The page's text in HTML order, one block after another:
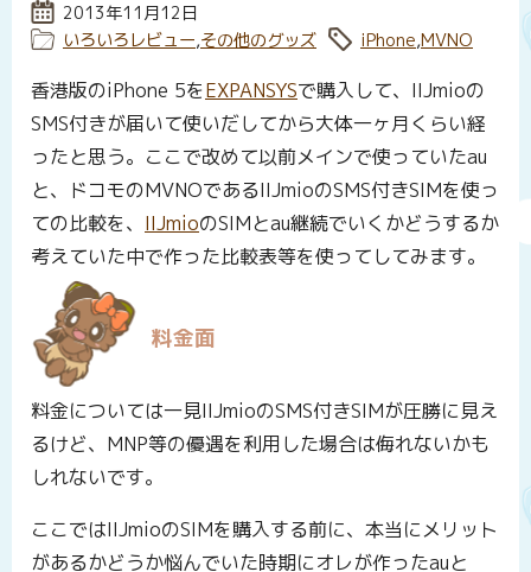
投稿日:
2013年11月12日
カテゴリー:
いろいろレビュー,その他のグッズ タグ:
iPhone,MVNO
香港版のiPhone 5をEXPANSYSで購入して、IIJmioの
SMS付きが届いて使いだしてから大体一ヶ月くらい経
ったと思う。ここで改めて以前メインで使っていたau
と、ドコモのMVNOであるIIJmioのSMS付きSIMを使っ
ての比較を、 IIJmioのSIMとau継続でいくかどうするか
考えていた中で作った比較表等を使ってしてみます。
料金面
料金については一見IIJmioのSMS付きSIMが圧勝に見え
るけど、MNP等の優遇を利用した場合は侮れないかも
しれないです。
ここではIIJmioのSIMを購入する前に、本当にメリット
があるかどうか悩んでいた時期にオレが作ったauと